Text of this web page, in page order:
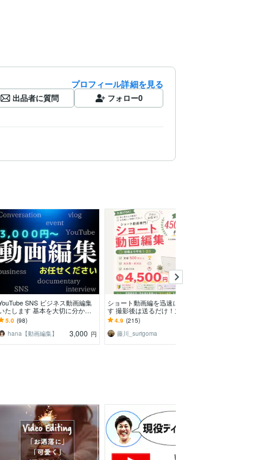
プロフィール詳細を見る
出品者に質問 フォロー0
SNS ビジネス動画編集
たします 基本を大切に分かり
すく丁寧に対応させていただき
す！
5.0 (98)
hana【動画編集】
3,000 円
ショート動画編を迅速に制作しま
す 撮影後は送るだけ！丸投げOK
のショート動画編集特化サービ
ス！
4.9 (215)
藤川_surigoma